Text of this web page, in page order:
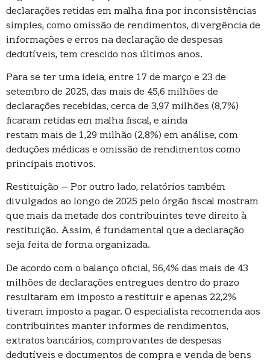
declarações retidas em malha fina por inconsistências
simples, como omissão de rendimentos, divergência de
informações e erros na declaração de despesas
dedutíveis, tem crescido nos últimos anos.
Para se ter uma ideia, entre 17 de março e 23 de
setembro de 2025, das mais de 45,6 milhões de
declarações recebidas, cerca de 3,97 milhões (8,7%)
ficaram retidas em malha fiscal, e ainda
restam mais de 1,29 milhão (2,8%) em análise, com
deduções médicas e omissão de rendimentos como
principais motivos.
Restituição – Por outro lado, relatórios também
divulgados ao longo de 2025 pelo órgão fiscal mostram
que mais da metade dos contribuintes teve direito à
restituição. Assim, é fundamental que a declaração
seja feita de forma organizada.
De acordo com o balanço oficial, 56,4% das mais de 43
milhões de declarações entregues dentro do prazo
resultaram em imposto a restituir e apenas 22,2%
tiveram imposto a pagar. O especialista recomenda aos
contribuintes manter informes de rendimentos,
extratos bancários, comprovantes de despesas
dedutíveis e documentos de compra e venda de bens